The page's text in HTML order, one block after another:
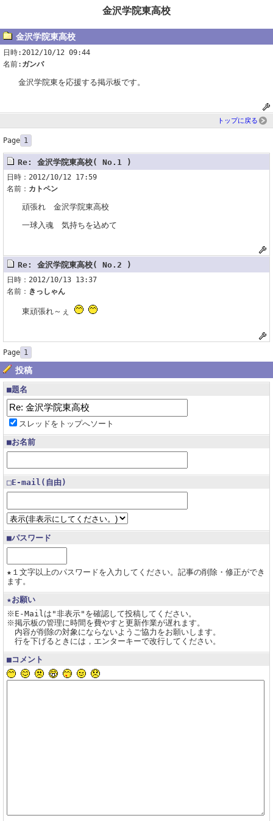
金沢学院東高校
金沢学院東高校
日時:2012/10/12 09:44
名前: ガンバ
金沢学院東を応援する掲示板です。
トップに戻る
Page 1
Re: 金沢学院東高校( No.1 )
日時：2012/10/12 17:59
名前： カトペン
頑張れ 金沢学院東高校
一球入魂 気持ちを込めて
Re: 金沢学院東高校( No.2 )
日時：2012/10/13 13:37
名前： きっしゃん
東頑張れ～ぇ
Page 1
投稿
■題名
スレッドをトップへソート
■お名前
□E-mail(自由)
■パスワード
★１文字以上のパスワードを入力してください。記事の削除・修正ができ
ます。
★お願い
※E-Mailは"非表示"を確認して投稿してください。
※掲示板の管理に時間を費やすと更新作業が遅れます。
内容が削除の対象にならないようご協力をお願いします。
行を下げるときには，エンターキーで改行してください。
■コメント